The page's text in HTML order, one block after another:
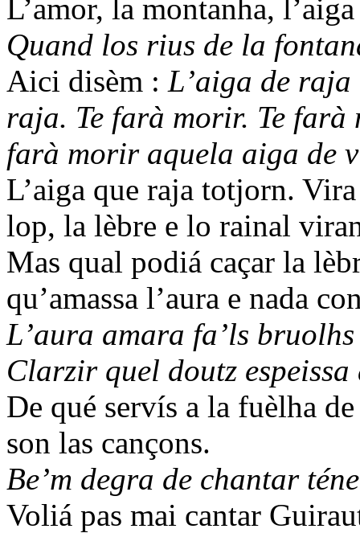
L’amor, la montanha,
Quand los rius de la
Aici disèm : L’aiga de
raja. Te farà morir. Te
farà morir aquela aiga de
L’aiga que raja totjorn.
lop, la lèbre e lo rainal
Mas qual podiá caçar la
qu’amassa l’aura e nada
L’aura amara fa’ls
Clarzir quel doutz
De qué servís a la fuèlha
son las cançons.
Be’m degra de chantar
Voliá pas mai cantar